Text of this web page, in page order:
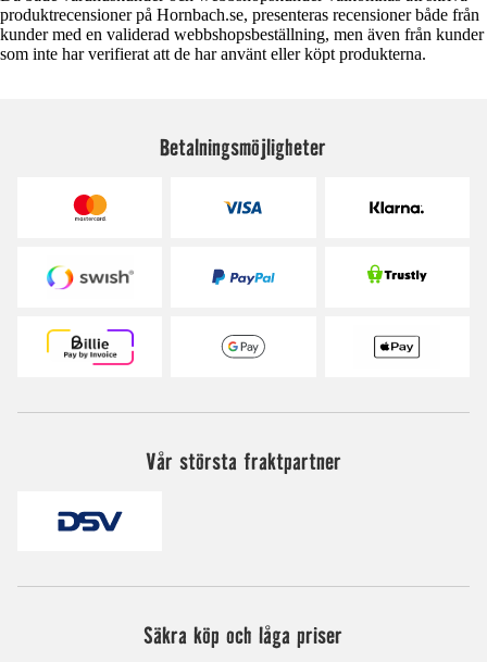
produktrecensioner på Hornbach.se, presenteras recensioner både från
kunder med en validerad webbshopsbeställning, men även från kunder
som inte har verifierat att de har använt eller köpt produkterna.
Betalningsmöjligheter
Vår största fraktpartner
Säkra köp och låga priser